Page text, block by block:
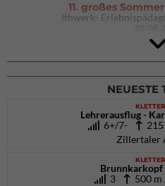
11. großes
Ithwerk-
4Blocs
DAV Kletter- &
NEUESTE
Lehrerausflug -
6+/7-
Zillertaler
Brunnkarkopf
3
500 m